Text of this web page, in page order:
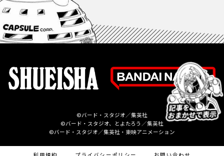
©バード・スタジオ／集英社
©バード・スタジオ、とよたろう／集英社
©バード・スタジオ／集英社・東映アニメーション